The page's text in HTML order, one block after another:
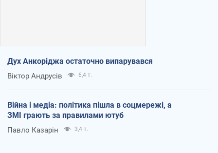
Дух Анкоріджа остаточно випарувався
Віктор Андрусів 6,4 т.
Війна і медіа: політика пішла в соцмережі, а
ЗМІ грають за правилами ютуб
Павло Казарін 3,4 т.